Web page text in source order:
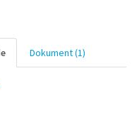
Dokument (1)